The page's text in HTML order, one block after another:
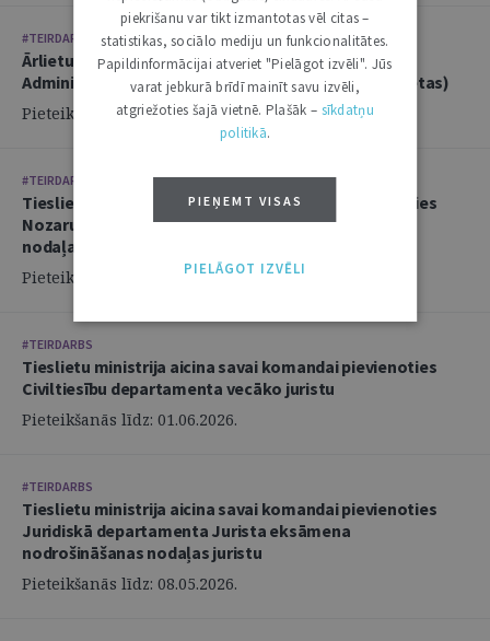
#TEIRDARBS
Ārlietu ministrija aicina savā komandā pievienoties
Administratīvi tiesiskās nodaļas juristu (2 amata vietas)
Pieteikšanās līdz: 14.06.2026.
#TEIRDARBS
Tieslietu ministrija aicina savai komandai pievienoties
Nozaru politikas departamenta Politikas izstrādes
nodaļas juristu
Pieteikšanās līdz: 02.06.2026.
#TEIRDARBS
Tieslietu ministrija aicina savai komandai pievienoties
Civiltiesību departamenta vecāko juristu
Pieteikšanās līdz: 01.06.2026.
#TEIRDARBS
Tieslietu ministrija aicina savai komandai pievienoties
Juridiskā departamenta Jurista eksāmena
nodrošināšanas nodaļas juristu
Pieteikšanās līdz: 08.05.2026.
piekrišanu var tikt izmantotas vēl citas –
statistikas, sociālo mediju un funkcionalitātes.
Papildinformācijai atveriet "Pielāgot izvēli". Jūs
varat jebkurā brīdī mainīt savu izvēli,
atgriežoties šajā vietnē. Plašāk – sīkdatņu
politikā.
PIEŅEMT VISAS
PIELĀGOT IZVĒLI